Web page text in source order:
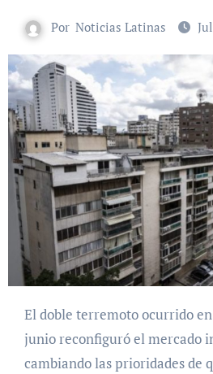
Por Noticias Latinas
El doble terremoto ocurrido en Venezuela el 24 de
junio reconfiguró el mercado
cambiando las prioridades de